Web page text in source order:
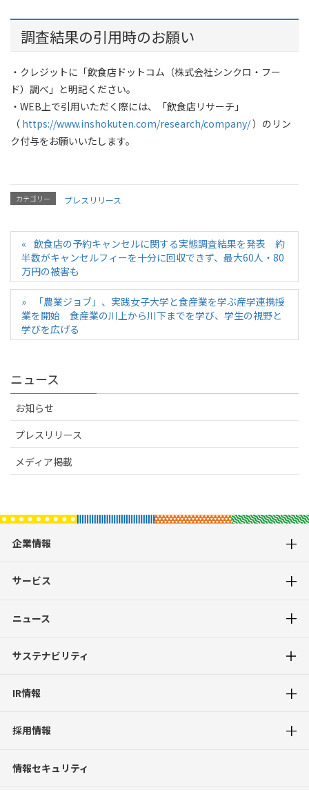
調査結果の引用時のお願い
・クレジットに「飲食店ドットコム（株式会社シンクロ・フー
ド）調べ」と明記ください。
・WEB上で引用いただく際には、「飲食店リサーチ」
（ https://www.inshokuten.com/research/company/）のリン
ク付与をお願いいたします。
カテゴリー プレスリリース
飲食店の予約キャンセルに関する実態調査結果を発表 約
半数がキャンセルフィーを十分に回収できず、最大60人・80
万円の被害も
「農業ジョブ」、実践女子大学と食産業を学ぶ産学連携授
業を開始 食産業の川上から川下までを学び、学生の視野と
学びを広げる
ニュース
お知らせ
プレスリリース
メディア掲載
企業情報
サービス
ニュース
サステナビリティ
IR情報
採用情報
情報セキュリティ